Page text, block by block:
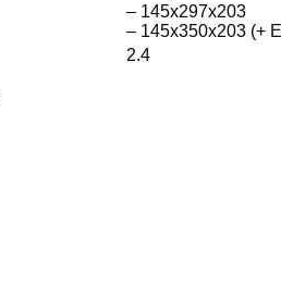
– 145x297x203
– 145x350x203 (+
2.4